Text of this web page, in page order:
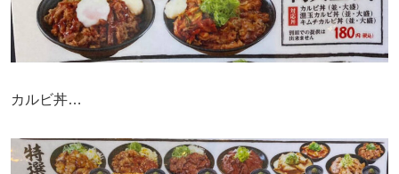
カルビ丼…